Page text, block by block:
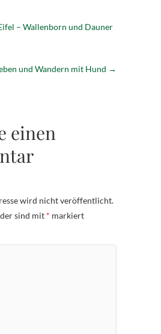
– Wallenborn und Dauner
und Wandern mit Hund →
einen
wird nicht veröffentlicht.
sind mit * markiert